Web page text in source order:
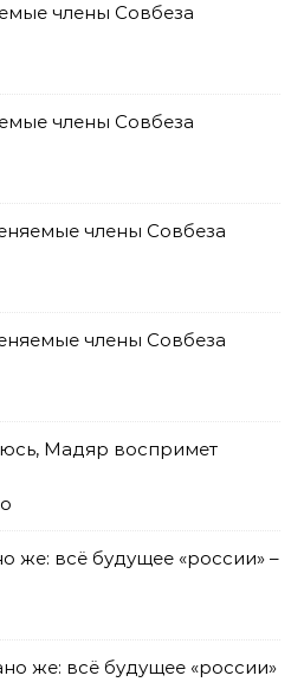
члены Совбеза
члены Совбеза
члены Совбеза
члены Совбеза
Мадяр воспримет
же: всё будущее «россии» –
же: всё будущее «россии»